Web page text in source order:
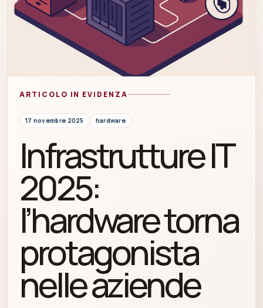
ARTICOLO IN EVIDENZA
17 novembre 2025 hardware
Infrastrutture IT
2025:
l’hardware torna
protagonista
nelle aziende